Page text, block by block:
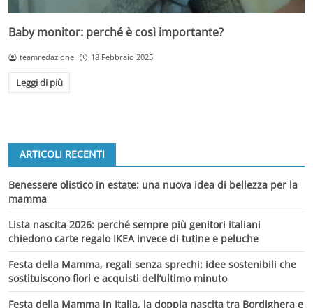
Baby monitor: perché è così importante?
teamredazione 18 Febbraio 2025
Leggi di più
ARTICOLI RECENTI
Benessere olistico in estate: una nuova idea di bellezza per la
mamma
Lista nascita 2026: perché sempre più genitori italiani
chiedono carte regalo IKEA invece di tutine e peluche
Festa della Mamma, regali senza sprechi: idee sostenibili che
sostituiscono fiori e acquisti dell’ultimo minuto
Festa della Mamma in Italia, la doppia nascita tra Bordighera e